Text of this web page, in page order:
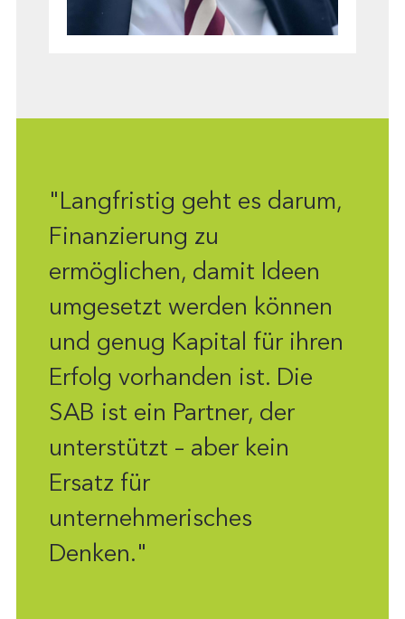
"Langfristig geht es darum,
Finanzierung zu
ermöglichen, damit Ideen
umgesetzt werden können
und genug Kapital für ihren
Erfolg vorhanden ist. Die
SAB ist ein Partner, der
unterstützt – aber kein
Ersatz für
unternehmerisches
Denken."